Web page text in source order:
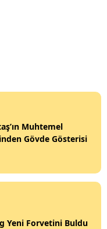
Muhtemel
Gövde Gösterisi
Yeni Forvetini Buldu